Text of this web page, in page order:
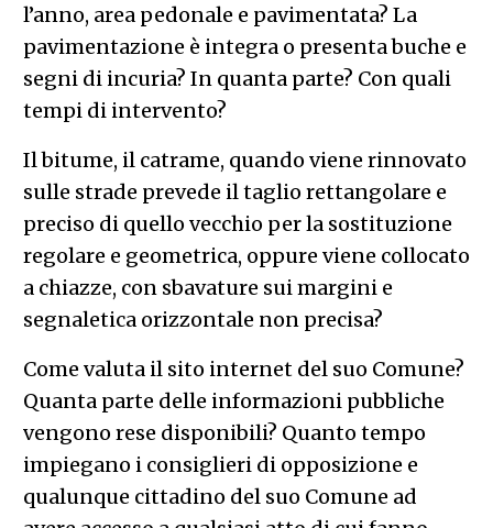
l’anno, area pedonale e pavimentata? La
pavimentazione è integra o presenta buche e
segni di incuria? In quanta parte? Con quali
tempi di intervento?
Il bitume, il catrame, quando viene rinnovato
sulle strade prevede il taglio rettangolare e
preciso di quello vecchio per la sostituzione
regolare e geometrica, oppure viene collocato
a chiazze, con sbavature sui margini e
segnaletica orizzontale non precisa?
Come valuta il sito internet del suo Comune?
Quanta parte delle informazioni pubbliche
vengono rese disponibili? Quanto tempo
impiegano i consiglieri di opposizione e
qualunque cittadino del suo Comune ad